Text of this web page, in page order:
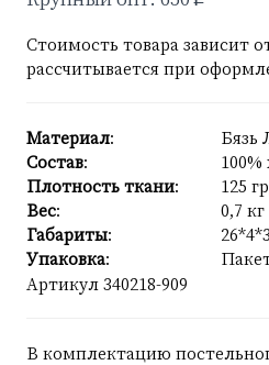
Стоимость товара зависит
рассчитывается при
Материал:
Бязь
Состав:
Плотность ткани:
125
Вес:
0,7 кг
Габариты:
Упаковка:
Артикул 340218-909
В комплектацию